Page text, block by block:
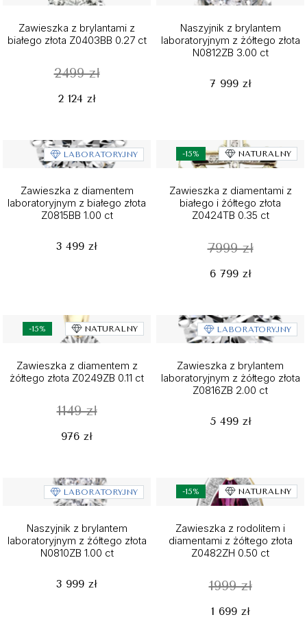
Zawieszka z brylantami z
białego złota Z0403BB 0.27 ct
2499 zł
2 124 zł
Naszyjnik z brylantem
laboratoryjnym z żółtego złota
N0812ZB 3.00 ct
7 999 zł
LABORATORYJNY
Zawieszka z diamentem
laboratoryjnym z białego złota
Z0815BB 1.00 ct
3 499 zł
-15% NATURALNY
Zawieszka z diamentami z
białego i żółtego złota
Z0424TB 0.35 ct
7999 zł
6 799 zł
-15% NATURALNY
Zawieszka z diamentem z
żółtego złota Z0249ZB 0.11 ct
1149 zł
976 zł
LABORATORYJNY
Zawieszka z brylantem
laboratoryjnym z żółtego złota
Z0816ZB 2.00 ct
5 499 zł
LABORATORYJNY
Naszyjnik z brylantem
laboratoryjnym z żółtego złota
N0810ZB 1.00 ct
3 999 zł
-15% NATURALNY
Zawieszka z rodolitem i
diamentami z żółtego złota
Z0482ZH 0.50 ct
1999 zł
1 699 zł